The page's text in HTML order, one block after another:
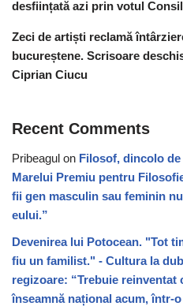
desființată azi prin votul
Zeci de artiști reclamă
bucureștene. Scrisoare
Ciprian Ciucu
Recent Comments
Pribeagul on Filosof, dincolo
Marelui Premiu pentru
fii gen masculin sau feminin
eului.”
Devenirea lui Potocean. "Tot
fiu un familist." - Cultura la
regizoare: “Trebuie reinventat
înseamnă național acum, într-